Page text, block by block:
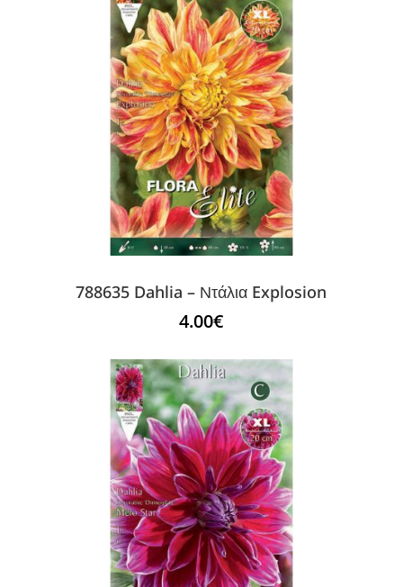
788635 Dahlia – Ντάλια Explosion
4.00€